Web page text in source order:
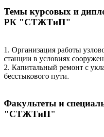
Темы курсовых и
РК "СТЖТиП"
1. Организация работы
станции в условиях
2. Капитальный ремонт с
бесстыкового пути.
Факультеты и
"СТЖТиП"